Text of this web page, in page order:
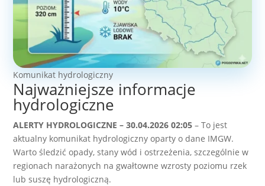
Komunikat hydrologiczny
Najważniejsze informacje
hydrologiczne
ALERTY HYDROLOGICZNE – 30.04.2026 02:05 – To jest
aktualny komunikat hydrologiczny oparty o dane IMGW.
Warto śledzić opady, stany wód i ostrzeżenia, szczególnie w
regionach narażonych na gwałtowne wzrosty poziomu rzek
lub suszę hydrologiczną.